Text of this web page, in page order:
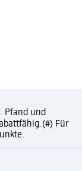
Pfand und
(#) Für